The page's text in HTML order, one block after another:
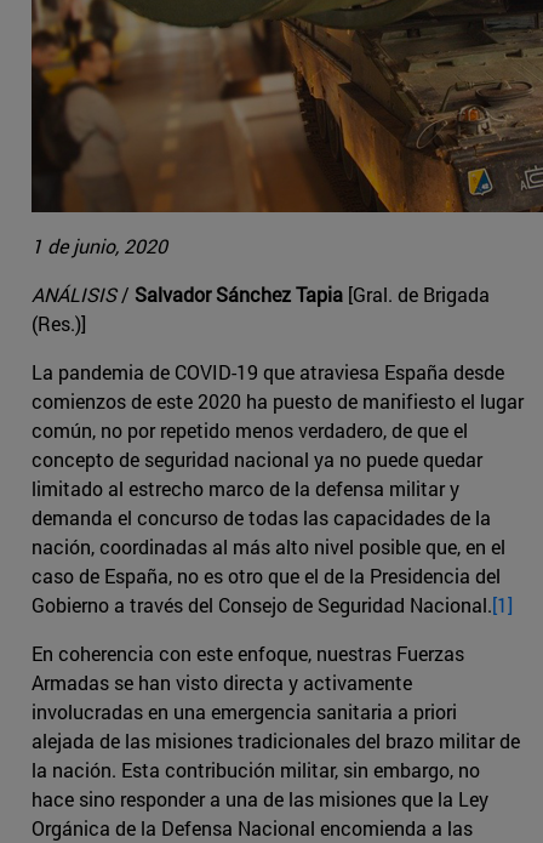
1 de junio, 2020
ANÁLISIS/ Salvador Sánchez Tapia [Gral. de Brigada
(Res.)]
La pandemia de COVID-19 que atraviesa España desde
comienzos de este 2020 ha puesto de manifiesto el lugar
común, no por repetido menos verdadero, de que el
concepto de seguridad nacional ya no puede quedar
limitado al estrecho marco de la defensa militar y
demanda el concurso de todas las capacidades de la
nación, coordinadas al más alto nivel posible que, en el
caso de España, no es otro que el de la Presidencia del
Gobierno a través del Consejo de Seguridad Nacional.[1]
En coherencia con este enfoque, nuestras Fuerzas
Armadas se han visto directa y activamente
involucradas en una emergencia sanitaria a priori
alejada de las misiones tradicionales del brazo militar de
la nación. Esta contribución militar, sin embargo, no
hace sino responder a una de las misiones que la Ley
Orgánica de la Defensa Nacional encomienda a las